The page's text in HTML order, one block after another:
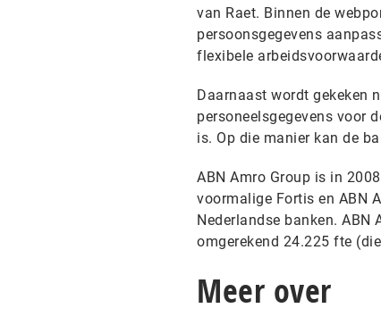
van Raet. Binnen de
persoonsgegevens
flexibele
Daarnaast wordt gekeken
personeelsgegevens voor
is. Op die manier kan de
ABN Amro Group is in
voormalige Fortis en ABN
Nederlandse banken.
omgerekend 24.225 fte
Meer over